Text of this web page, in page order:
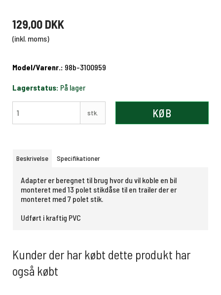
129,00 DKK
(inkl. moms)
Model/Varenr.: 98b-3100959
Lagerstatus: På lager
stk. KØB
Beskrivelse Specifikationer
Adapter er beregnet til brug hvor du vil koble en bil
monteret med 13 polet stikdåse til en trailer der er
monteret med 7 polet stik.
Udført i kraftig PVC
Kunder der har købt dette produkt har
også købt